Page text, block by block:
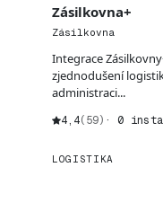
Zásilkovna+
Zásilkovna
Integrace
zjednodušení
administraci...
4,4(59) · 0
LOGISTIKA